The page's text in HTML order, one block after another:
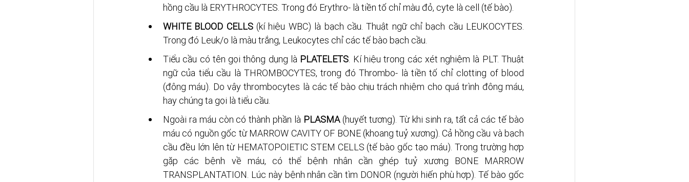
hồng cầu là ERYTHROCYTES. Trong đó Erythro- là tiền tố chỉ màu đỏ, cyte là cell (tế bào).
WHITE BLOOD CELLS (kí hiệu WBC) là bạch cầu. Thuật ngữ chỉ bạch cầu LEUKOCYTES.
Trong đó Leuk/o là màu trắng, Leukocytes chỉ các tế bào bạch cầu.
Tiểu cầu có tên gọi thông dụng là PLATELETS. Kí hiệu trong các xét nghiệm là PLT. Thuật
ngữ của tiểu cầu là THROMBOCYTES, trong đó Thrombo- là tiền tố chỉ clotting of blood
(đông máu). Do vậy thrombocytes là các tế bào chịu trách nhiệm cho quá trình đông máu,
hay chúng ta gọi là tiểu cầu.
Ngoài ra máu còn có thành phần là PLASMA (huyết tương). Từ khi sinh ra, tất cả các tế bào
máu có nguồn gốc từ MARROW CAVITY OF BONE (khoang tuỷ xương). Cả hồng cầu và bạch
cầu đều lớn lên từ HEMATOPOIETIC STEM CELLS (tế bào gốc tạo máu). Trong trường hợp
gặp các bệnh về máu, có thể bệnh nhân cần ghép tuỷ xương BONE MARROW
TRANSPLANTATION. Lúc này bệnh nhân cần tìm DONOR (người hiến phù hợp). Tế bào gốc